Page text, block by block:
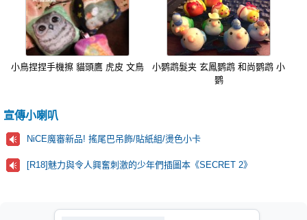
小鳥捏捏手機擦 貓頭鷹 虎皮 文鳥
小鹦鹉髮夹 玄鳳鹦鹉 和尚鹦鹉 小
鹦
宣傳小喇叭
NiCE魔審新品! 搖尾巴吊飾/貼紙組/燙色小卡
[R18]魅力與令人興奮刺激的少年們插圖本《SECRET 2》